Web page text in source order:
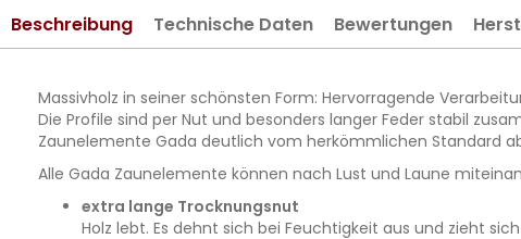
Bildergalerie
springen
Beschreibung
Massivholz in seiner schönsten Form: Hervorragende
Die Profile sind per Nut und besonders langer Feder stabil
Zaunelemente Gada deutlich vom herkömmlichen Standard
Alle Gada Zaunelemente können nach Lust und Laune
extra lange Trocknungsnut
Holz lebt. Es dehnt sich bei Feuchtigkeit aus und zieht
Technische Daten Bewertungen